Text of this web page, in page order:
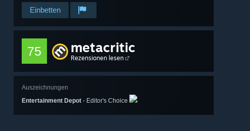
Einbetten
75 metacritic
Rezensionen lesen
Auszeichnungen
Entertainment Depot - Editor's Choice